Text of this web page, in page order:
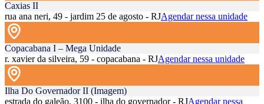
Caxias II
rua ana neri, 49 - jardim 25 de agosto - RJAgendar nessa unidade
Copacabana I – Mega Unidade
r. xavier da silveira, 59 - copacabana - RJAgendar nessa unidade
Ilha Do Governador II (Imagem)
estrada do galeão, 3100 - ilha do governador - RJAgendar nessa